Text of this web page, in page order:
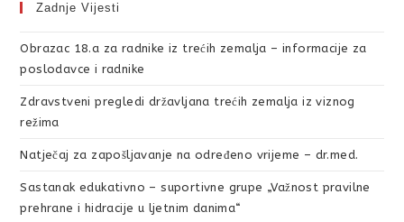
Zadnje Vijesti
Obrazac 18.a za radnike iz trećih zemalja – informacije za
poslodavce i radnike
Zdravstveni pregledi državljana trećih zemalja iz viznog
režima
Natječaj za zapošljavanje na određeno vrijeme – dr.med.
Sastanak edukativno – suportivne grupe „Važnost pravilne
prehrane i hidracije u ljetnim danima“